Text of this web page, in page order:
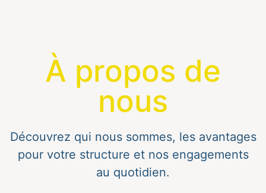
À propos de
nous
Découvrez qui nous sommes, les avantages
pour votre structure et nos engagements
au quotidien.